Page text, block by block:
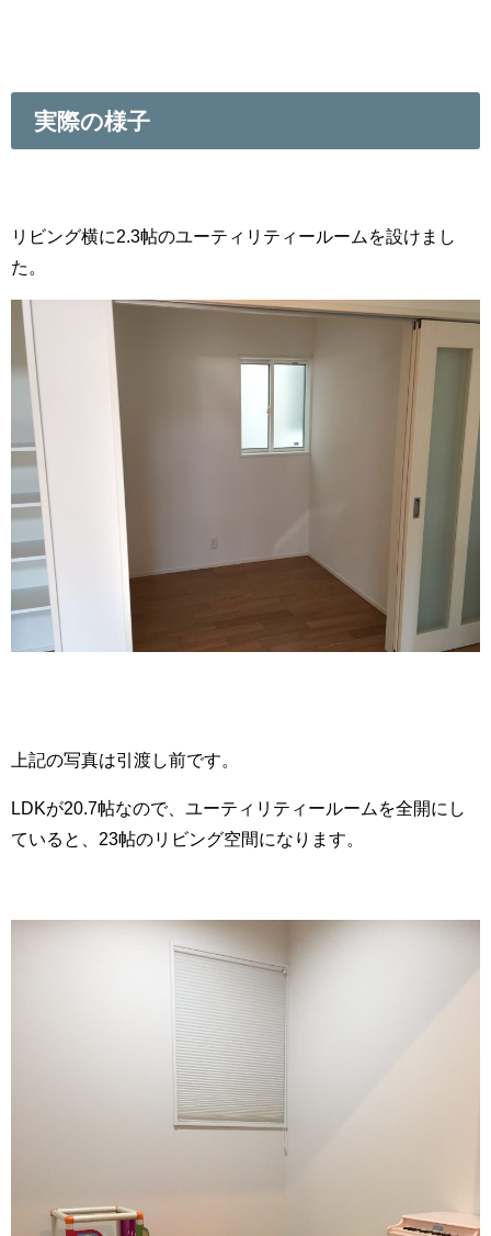
実際の様子
リビング横に2.3帖のユーティリティールームを設けまし
た。
上記の写真は引渡し前です。
LDKが20.7帖なので、ユーティリティールームを全開にし
ていると、23帖のリビング空間になります。